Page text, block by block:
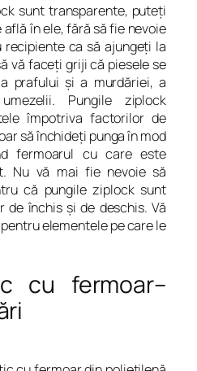
sunt transparente, puteţi
în ele, fără să fie nevoie
ca să ajungeţi la
vă faceţi griji că piesele se
prafului şi a murdăriei, a
Pungile ziplock
împotriva factorilor de
să închideţi punga în mod
fermoarul cu care este
Nu vă mai fie nevoie să
că pungile ziplock sunt
de închis şi de deschis. Vă
elementele pe care le
cu fermoar–